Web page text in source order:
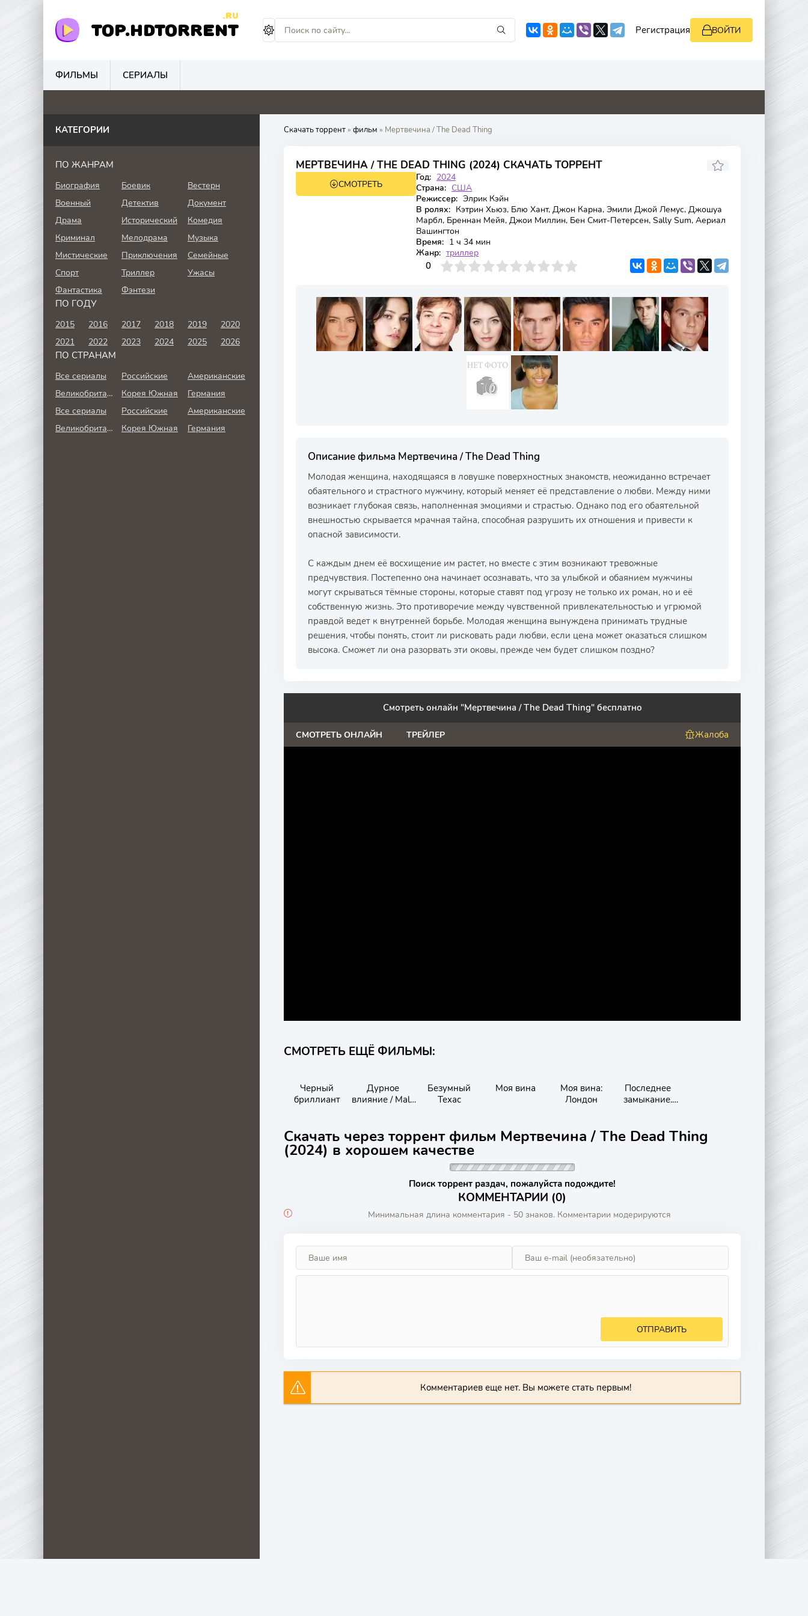
TOP.HDTORRENT
.RU
Регистрация ВОЙТИ
ФИЛЬМЫ СЕРИАЛЫ
0 0 2 0 0 0 0 0 4.6 0 0
Скачать торрент» фильм » Мертвечина / The Dead Thing
МЕРТВЕЧИНА / THE DEAD THING (2024) СКАЧАТЬ ТОРРЕНТ
5.122 4.7
СМОТРЕТЬ
Год: 2024
Страна: США
Режиссер: Элрик Кэйн
В ролях: Кэтрин Хьюз, Блю Хант, Джон Карна, Эмили Джой Лемус, Джошуа
Марбл, Бреннан Мейя, Джои Миллин, Бен Смит-Петерсен, Sally Sum, Аериал
Вашингтон
Время: 1 ч 34 мин
Жанр: триллер
0
4 6 7 8 9 10
Описание фильма Мертвечина / The Dead Thing
Молодая женщина, находящаяся в ловушке поверхностных знакомств, неожиданно встречает
обаятельного и страстного мужчину, который меняет её представление о любви. Между ними
возникает глубокая связь, наполненная эмоциями и страстью. Однако под его обаятельной
внешностью скрывается мрачная тайна, способная разрушить их отношения и привести к
опасной зависимости.
С каждым днем её восхищение им растет, но вместе с этим возникают тревожные
предчувствия. Постепенно она начинает осознавать, что за улыбкой и обаянием мужчины
могут скрываться тёмные стороны, которые ставят под угрозу не только их роман, но и её
собственную жизнь. Это противоречие между чувственной привлекательностью и угрюмой
правдой ведет к внутренней борьбе. Молодая женщина вынуждена принимать трудные
решения, чтобы понять, стоит ли рисковать ради любви, если цена может оказаться слишком
высока. Сможет ли она разорвать эти оковы, прежде чем будет слишком поздно?
Смотреть онлайн "Мертвечина / The Dead Thing" бесплатно
СМОТРЕТЬ ОНЛАЙН ТРЕЙЛЕР Жалоба
СМОТРЕТЬ ЕЩЁ ФИЛЬМЫ:
Черный
бриллиант
Дурное
влияние / Mala
Безумный
Техас
Моя вина
Моя вина:
Лондон
Последнее
замыкание.
Скачать через торрент фильм Мертвечина / The Dead Thing
(2024) в хорошем качестве
Поиск торрент раздач, пожалуйста подождите!
КОММЕНТАРИИ (0)
Минимальная длина комментария - 50 знаков. Комментарии модерируются
ОТПРАВИТЬ
Комментариев еще нет. Вы можете стать первым!
КАТЕГОРИИ
ПО ЖАНРАМ
Биография Боевик
Вестерн
Военный
Детектив
Документ
Драма
Исторический
Комедия
Криминал
Мелодрама
Музыка
Мистические
Приключения
Семейные
Спорт
Триллер
Ужасы
Фантастика
Фэнтези
ПО ГОДУ
2015 2016 2017 2018 2019
2020
2021
2022 2023 2024 2025 2026
ПО СТРАНАМ
Все сериалы Российские
Американские
Великобритания
Корея Южная
Германия
Все сериалы
Российские
Американские
Великобритания
Корея Южная Германия